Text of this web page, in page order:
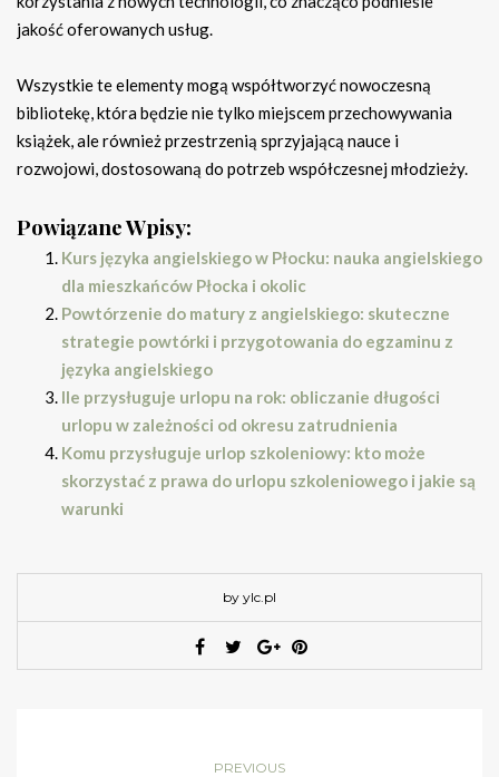
jakość oferowanych usług.
Wszystkie te elementy mogą współtworzyć nowoczesną
bibliotekę, która będzie nie tylko miejscem przechowywania
książek, ale również przestrzenią sprzyjającą nauce i
rozwojowi, dostosowaną do potrzeb współczesnej młodzieży.
Powiązane Wpisy:
Kurs języka angielskiego w Płocku: nauka angielskiego
dla mieszkańców Płocka i okolic
Powtórzenie do matury z angielskiego: skuteczne
strategie powtórki i przygotowania do egzaminu z
języka angielskiego
Ile przysługuje urlopu na rok: obliczanie długości
urlopu w zależności od okresu zatrudnienia
Komu przysługuje urlop szkoleniowy: kto może
skorzystać z prawa do urlopu szkoleniowego i jakie są
warunki
by ylc.pl
PREVIOUS